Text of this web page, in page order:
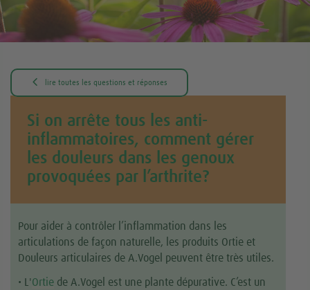
 lire toutes les questions et réponses
Si on arrête tous les anti-
inflammatoires, comment gérer
les douleurs dans les genoux
provoquées par l’arthrite?
Pour aider à contrôler l’inflammation dans les
articulations de façon naturelle, les produits Ortie et
Douleurs articulaires de A.Vogel peuvent être très utiles.
• L'Ortie de A.Vogel est une plante dépurative. C’est un